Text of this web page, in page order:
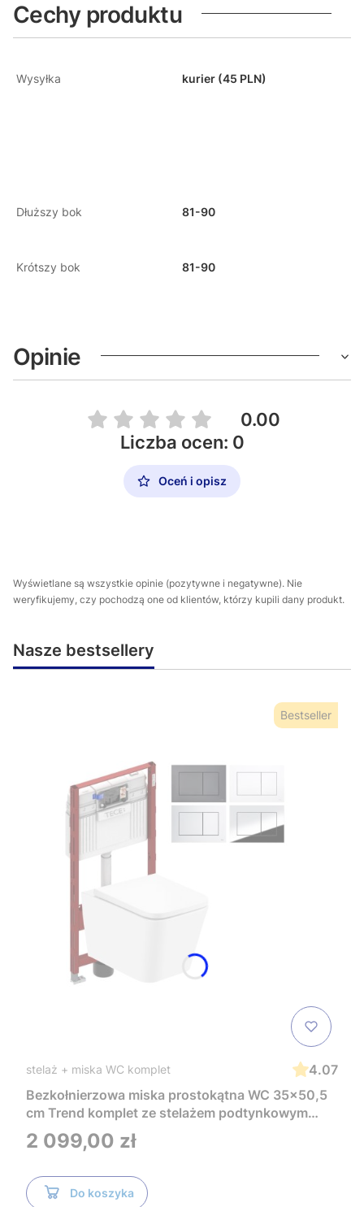
Cechy produktu
Wysyłka kurier (45 PLN)
Dłuższy bok 81-90
Krótszy bok 81-90
Opinie
0.00
Liczba ocen: 0
Oceń i opisz
Wyświetlane są wszystkie opinie (pozytywne i negatywne). Nie
weryfikujemy, czy pochodzą one od klientów, którzy kupili dany produkt.
Nasze bestsellery
Bestseller
stelaż + miska WC komplet
4.07
Bezkołnierzowa miska prostokątna WC 35x50,5
cm Trend komplet ze stelażem podtynkowym
Tece i czarnym przyciskiem TeceNow
TR2216+Tece
Cena
2 099,00 zł
Do koszyka